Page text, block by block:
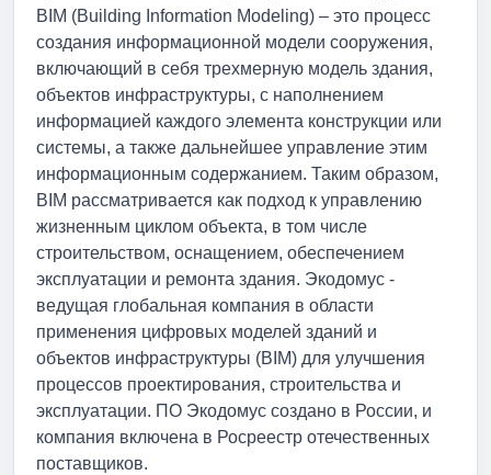
BIM (Building Information Modeling) – это процесс
создания информационной модели сооружения,
включающий в себя трехмерную модель здания,
объектов инфраструктуры, с наполнением
информацией каждого элемента конструкции или
системы, а также дальнейшее управление этим
информационным содержанием. Таким образом,
BIM рассматривается как подход к управлению
жизненным циклом объекта, в том числе
строительством, оснащением, обеспечением
эксплуатации и ремонта здания. Экодомус -
ведущая глобальная компания в области
применения цифровых моделей зданий и
объектов инфраструктуры (BIM) для улучшения
процессов проектирования, строительства и
эксплуатации. ПО Экодомус создано в России, и
компания включена в Росреестр отечественных
поставщиков.